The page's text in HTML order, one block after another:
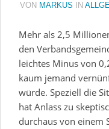
VON MARKUS IN
Mehr als 2,5
den
leichtes Minus von
kaum jemand
würde. Speziell die
hat Anlass zu
durchaus von einem